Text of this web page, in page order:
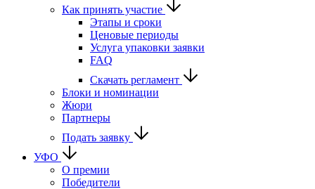
Как принять участие
Этапы и сроки
Ценовые периоды
Услуга упаковки заявки
FAQ
Скачать регламент
Блоки и номинации
Жюри
Партнеры
Подать заявку
УФО
О премии
Победители